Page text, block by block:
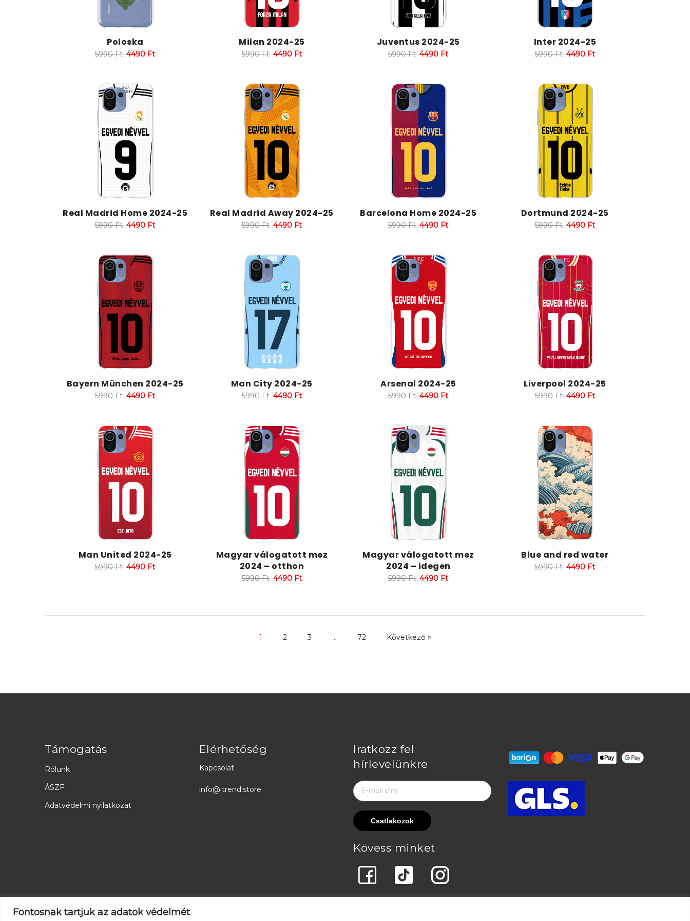
Fontosnak tartjuk az adatok védelmét
Poloska
5990Ft 4490 Ft
Milan 2024-25
5990Ft 4490 Ft
Juventus 2024-25
5990Ft 4490 Ft
Inter 2024-25
5990Ft 4490 Ft
Real Madrid Home 2024-25
5990Ft 4490 Ft
Real Madrid Away 2024-25
5990Ft 4490 Ft
Barcelona Home 2024-25
5990Ft 4490 Ft
Dortmund 2024-25
5990Ft 4490 Ft
Bayern München 2024-25
5990Ft 4490 Ft
Man City 2024-25
5990Ft 4490 Ft
Arsenal 2024-25
5990Ft 4490 Ft
Liverpool 2024-25
5990Ft 4490 Ft
Man United 2024-25
5990Ft 4490 Ft
Magyar válogatott mez
2024 – otthon
5990Ft 4490 Ft
Magyar válogatott mez
2024 – idegen
5990Ft 4490 Ft
Blue and red water
5990Ft 4490 Ft
1 2 3 … 72 Következő »
Támogatás
Rólunk
ÁSZF
Adatvédelmi nyilatkozat
Elérhetőség
Kapcsolat
info@itrend.store
Iratkozz fel
hírlevelünkre
Kövess minket